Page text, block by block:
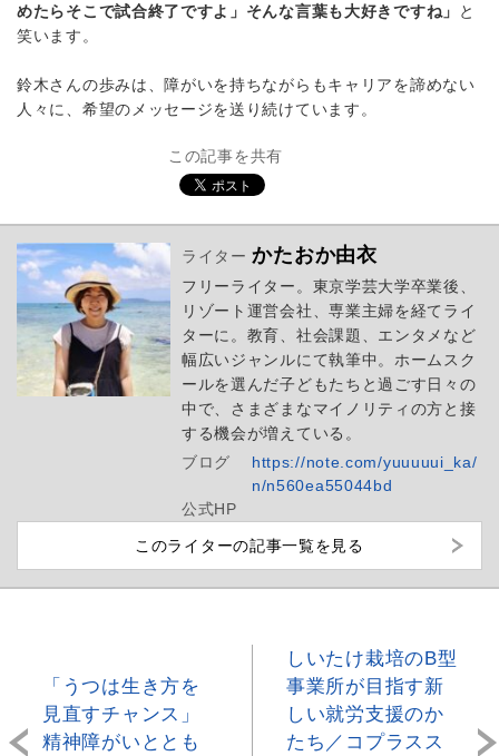
めたらそこで試合終了ですよ」そんな言葉も大好きですね」
と
笑います。
鈴木さんの歩みは、障がいを持ちながらもキャリアを諦めない
人々に、希望のメッセージを送り続けています。
この記事を共有
ライターかたおか由衣
フリーライター。東京学芸大学卒業後、
リゾート運営会社、専業主婦を経てライ
ターに。教育、社会課題、エンタメなど
幅広いジャンルにて執筆中。ホームスク
ールを選んだ子どもたちと過ごす日々の
中で、さまざまなマイノリティの方と接
する機会が増えている。
ブログ
https://note.com/yuuuuui_ka/
n/n560ea55044bd
公式HP
このライターの記事一覧を見る
「うつは生き方を
見直すチャンス」
精神障がいととも
しいたけ栽培のB型
事業所が目指す新
しい就労支援のか
たち／コプラスス